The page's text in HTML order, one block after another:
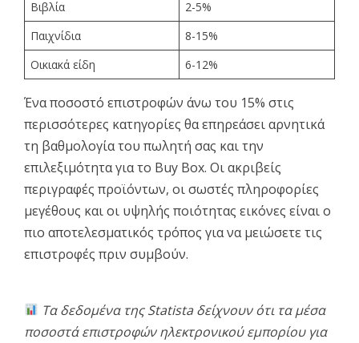
Βιβλία
2-5%
Παιχνίδια
8-15%
Οικιακά είδη
6-12%
Ένα ποσοστό επιστροφών άνω του 15% στις
περισσότερες κατηγορίες θα επηρεάσει αρνητικά
τη βαθμολογία του πωλητή σας και την
επιλεξιμότητα για το Buy Box. Οι ακριβείς
περιγραφές προϊόντων, οι σωστές πληροφορίες
μεγέθους και οι υψηλής ποιότητας εικόνες είναι ο
πιο αποτελεσματικός τρόπος για να μειώσετε τις
επιστροφές πριν συμβούν.
Τα δεδομένα της Statista δείχνουν ότι τα μέσα
ποσοστά επιστροφών ηλεκτρονικού εμπορίου για